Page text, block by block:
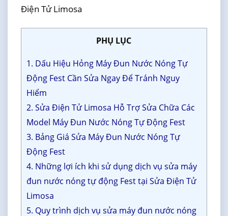
Điện Tử Limosa
PHỤ LỤC
1. Dấu Hiệu Hỏng Máy Đun Nước Nóng Tự
Động Fest Cần Sửa Ngay Để Tránh Nguy
Hiểm
2. Sửa Điện Tử Limosa Hỗ Trợ Sửa Chữa Các
Model Máy Đun Nước Nóng Tự Động Fest
3. Bảng Giá Sửa Máy Đun Nước Nóng Tự
Động Fest
4. Những lợi ích khi sử dụng dịch vụ sửa máy
đun nước nóng tự động Fest tại Sửa Điện Tử
Limosa
5. Quy trình dịch vụ sửa máy đun nước nóng